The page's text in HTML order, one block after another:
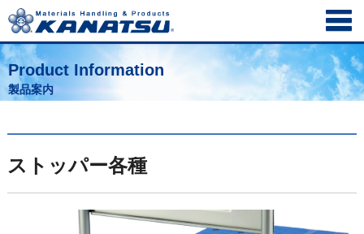
Product Information
製品案内
ストッパー各種